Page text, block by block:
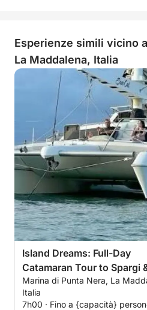
Esperienze simili vicino
La Maddalena, Italia
Island Dreams: Full-Day
Catamaran Tour to Spargi
Budelli
Marina di Punta Nera, La
Italia
7h00 · Fino a {capacità}